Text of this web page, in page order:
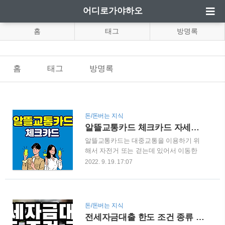
어디로가야하오
홈 태그 방명록
홈 태그 방명록
돈/돈버는 지식
알뜰교통카드 체크카드 자세히 알아보기
알뜰교통카드는 대중교통을 이용하기 위
해서 자전거 또는 걷는데 있어서 이동한
거리에 따라서 마일리지를 적립을 하게되
사 마다 추가 할인 혜택을 포함을 하게 되
통카트 체크카드에 대해서 아래에서 자세
히 알아보도록 하겠습니다 알뜰교통카드
2022. 9. 19. 17:07
돈/돈버는 지식
전세자금대출 한도 조건 종류 총정리 모음